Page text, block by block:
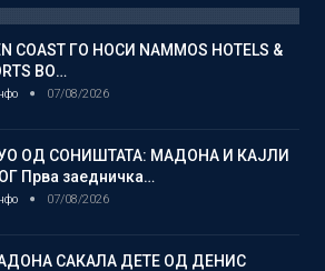
COAST ГО НОСИ NAMMOS HOTELS &
ВО…
07/08/2026
ОД СОНИШТАТА: МАДОНА И КАЈЛИ
Прва заедничка…
07/08/2026
САКАЛА ДЕТЕ ОД ДЕНИС